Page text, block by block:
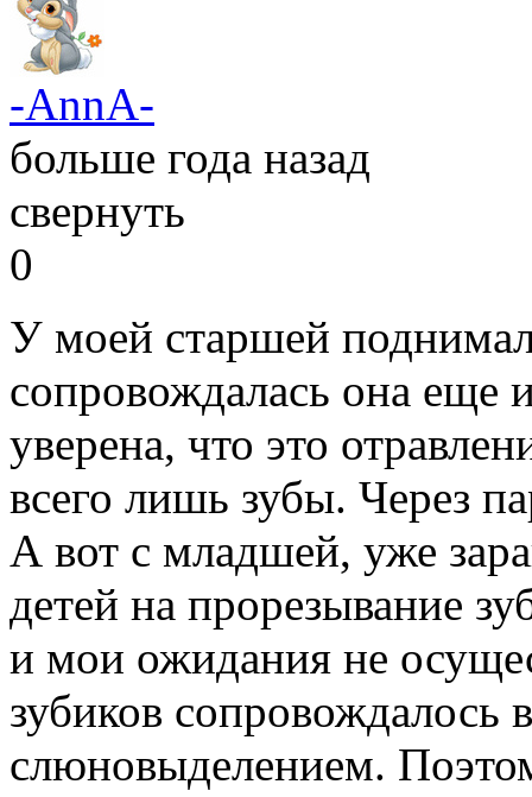
-AnnA-
больше года назад
свернуть
0
У моей старшей
сопровождалась она еще
уверена, что это
всего лишь зубы. Через
А вот с младшей, уже
детей на прорезывание
и мои ожидания не
зубиков сопровождалось
слюновыделением.